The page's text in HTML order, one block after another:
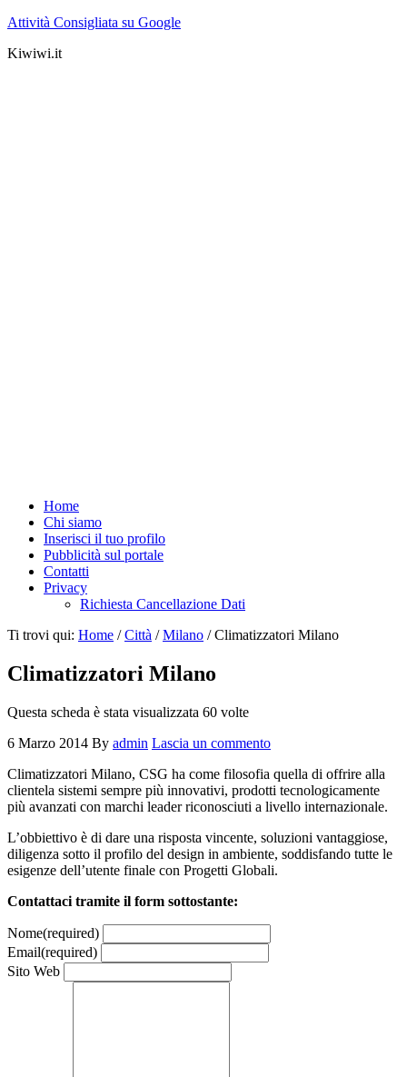
Attività Consigliata su Google
Kiwiwi.it
Home
Chi siamo
Inserisci il tuo profilo
Pubblicità sul portale
Contatti
Privacy
Richiesta Cancellazione Dati
Ti trovi qui: Home / Città / Milano /Climatizzatori Milano
Climatizzatori Milano
Questa scheda è stata visualizzata 60 volte
6 Marzo 2014 By admin Lascia un commento
Climatizzatori Milano, CSG ha come filosofia quella di offrire alla
clientela sistemi sempre più innovativi, prodotti tecnologicamente
più avanzati con marchi leader riconosciuti a livello internazionale.
L’obbiettivo è di dare una risposta vincente, soluzioni vantaggiose,
diligenza sotto il profilo del design in ambiente, soddisfando tutte le
esigenze dell’utente finale con Progetti Globali.
Contattaci tramite il form sottostante:
Nome(required)
Email(required)
Sito Web